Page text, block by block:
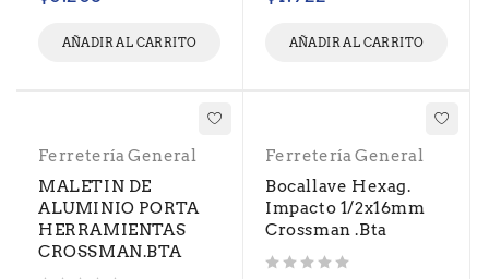
AÑADIR AL CARRITO AÑADIR AL CARRITO
Ferretería General
MALETIN DE
ALUMINIO PORTA
HERRAMIENTAS
CROSSMAN.BTA
Ferretería General
Bocallave Hexag.
Impacto 1/2x16mm
Crossman .Bta